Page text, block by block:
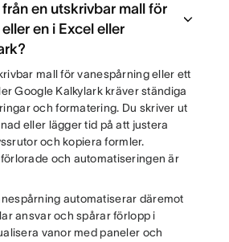
en utskrivbar mall för
en i Excel eller
mall för vanespårning eller ett
Google Kalkylark kräver ständiga
och formatering. Du skriver ut
eller lägger tid på att justera
och kopiera formler.
och automatiseringen är
automatiserar däremot
ansvar och spårar förlopp i
vanor med paneler och